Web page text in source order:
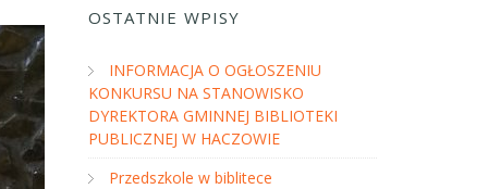
OSTATNIE WPISY
INFORMACJA O OGŁOSZENIU
KONKURSU NA STANOWISKO
DYREKTORA GMINNEJ BIBLIOTEKI
PUBLICZNEJ W HACZOWIE
Przedszkole w biblitece